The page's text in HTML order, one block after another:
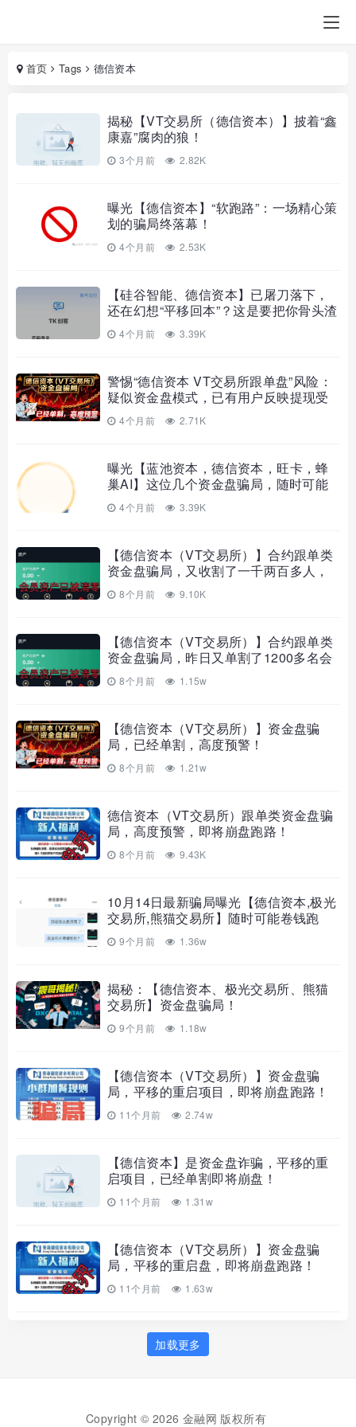
首页 Tags 德信资本
揭秘【VT交易所（德信资本）】披着“鑫
康嘉”腐肉的狼！
3个月前 2.82K
曝光【德信资本】“软跑路”：一场精心策
划的骗局终落幕！
4个月前 2.53K
【硅谷智能、德信资本】已屠刀落下，
还在幻想“平移回本”？这是要把你骨头渣
都熬汤！
4个月前 3.39K
警惕“德信资本 VT交易所跟单盘”风险：
疑似资金盘模式，已有用户反映提现受
限 4个月前 2.71K
曝光【蓝池资本，德信资本，旺卡，蜂
巢AI】这位几个资金盘骗局，随时可能
崩盘跑路，远离！
4个月前 3.39K
【德信资本（VT交易所）】合约跟单类
资金盘骗局，又收割了一千两百多人，
马上崩盘！
8个月前 9.10K
【德信资本（VT交易所）】合约跟单类
资金盘骗局，昨日又单割了1200多名会
员，你又被割了吗？
8个月前 1.15w
【德信资本（VT交易所）】资金盘骗
局，已经单割，高度预警！
8个月前 1.21w
德信资本（VT交易所）跟单类资金盘骗
局，高度预警，即将崩盘跑路！
8个月前 9.43K
10月14日最新骗局曝光【德信资本,极光
交易所,熊猫交易所】随时可能卷钱跑
路！9个月前 1.36w
揭秘：【德信资本、极光交易所、熊猫
交易所】资金盘骗局！
9个月前 1.18w
【德信资本（VT交易所）】资金盘骗
局，平移的重启项目，即将崩盘跑路！
11个月前 2.74w
【德信资本】是资金盘诈骗，平移的重
启项目，已经单割即将崩盘！
11个月前 1.31w
【德信资本（VT交易所）】资金盘骗
局，平移的重启盘，即将崩盘跑路！
11个月前 1.63w
加载更多
Copyright © 2026 金融网 版权所有